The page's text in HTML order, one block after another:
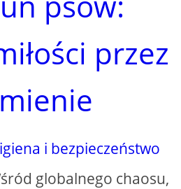
przez
i bezpieczeństwo
globalnego chaosu,